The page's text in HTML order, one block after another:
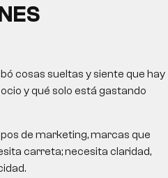
cosas sueltas y siente que hay
y qué solo está gastando
de marketing, marcas que
carreta; necesita claridad,